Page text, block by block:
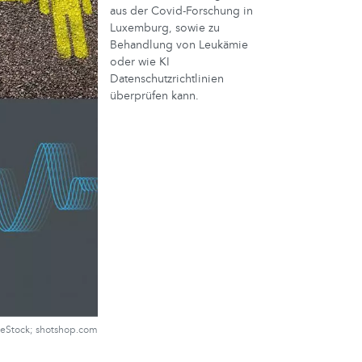
shotshop.com
aus der Covid-Forschung in
Luxemburg, sowie zu
Behandlung von Leukämie
oder wie KI
Datenschutzrichtlinien
überprüfen kann.